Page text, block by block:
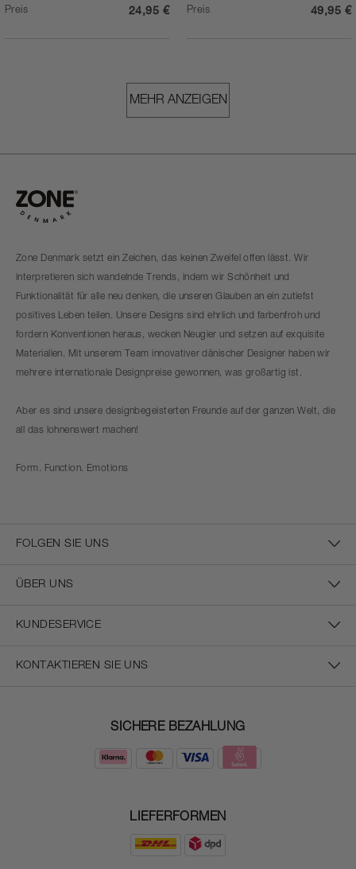
Preis 24,95 € Preis 49,95 €
MEHR ANZEIGEN
Zone Denmark setzt ein Zeichen, das keinen Zweifel offen lässt. Wir
interpretieren sich wandelnde Trends, indem wir Schönheit und
Funktionalität für alle neu denken, die unseren Glauben an ein zutiefst
positives Leben teilen. Unsere Designs sind ehrlich und farbenfroh und
fordern Konventionen heraus, wecken Neugier und setzen auf exquisite
Materialien. Mit unserem Team innovativer dänischer Designer haben wir
mehrere internationale Designpreise gewonnen, was großartig ist.
Aber es sind unsere designbegeisterten Freunde auf der ganzen Welt, die
all das lohnenswert machen!
Form. Function. Emotions
FOLGEN SIE UNS
ÜBER UNS
KUNDESERVICE
KONTAKTIEREN SIE UNS
SICHERE BEZAHLUNG
LIEFERFORMEN